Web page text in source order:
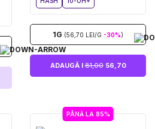
1G (56,70 LEI/G -30%)
ADAUGĂ I81,0056,70
PÂNĂ LA 85%